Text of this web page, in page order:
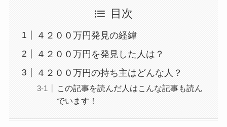
目次
４２００万円発見の経緯
４２００万円を発見した人は？
４２００万円の持ち主はどんな人？
この記事を読んだ人はこんな記事も読ん
でいます！